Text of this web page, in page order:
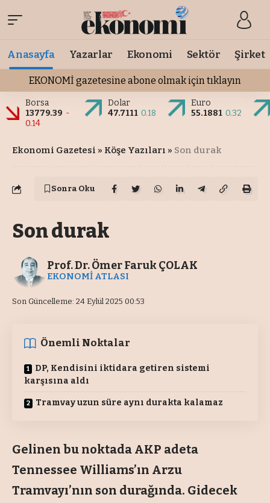
Anasayfa Yazarlar Ekonomi Sektör Şirket
EKONOMİ gazetesine abone olmak için tıklayın
Borsa
13779.39 -
0.14
Dolar
47.7111 0.18
Euro
55.1881 0.32
Ekonomi Gazetesi » Köşe Yazıları » Son durak
Sonra Oku
Son durak
Son Güncelleme: 24 Eylül 2025 00:53
Prof. Dr. Ömer Faruk ÇOLAK
EKONOMİ ATLASI
Önemli Noktalar
DP, Kendisini iktidara getiren sistemi
karşısına aldı
Tramvay uzun süre aynı durakta kalamaz
Gelinen bu noktada AKP adeta
Tennessee Williams’ın Arzu
Tramvayı’nın son durağında. Gidecek